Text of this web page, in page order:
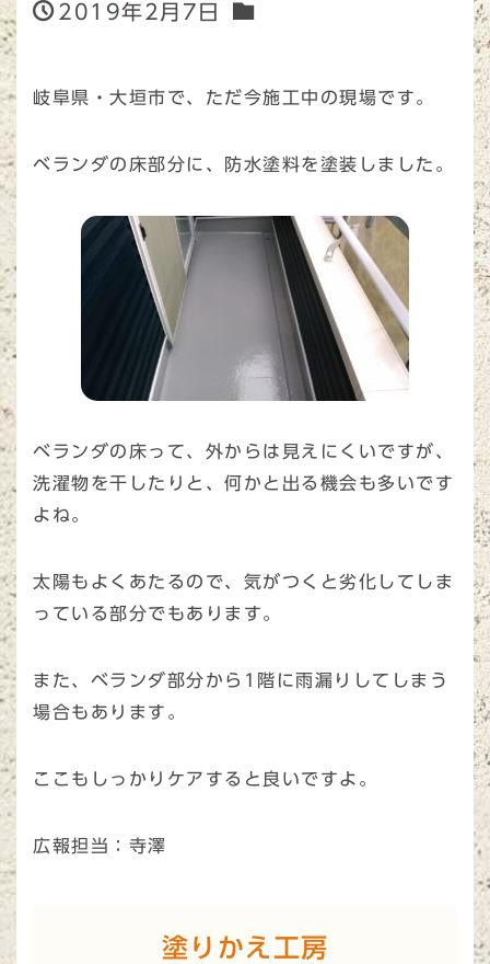
2019年2月7日
岐阜県・大垣市で、ただ今施工中の現場です。
ベランダの床部分に、防水塗料を塗装しました。
ベランダの床って、外からは見えにくいですが、
洗濯物を干したりと、何かと出る機会も多いです
よね。
太陽もよくあたるので、気がつくと劣化してしま
っている部分でもあります。
また、ベランダ部分から1階に雨漏りしてしまう
場合もあります。
ここもしっかりケアすると良いですよ。
広報担当：寺澤
塗りかえ工房